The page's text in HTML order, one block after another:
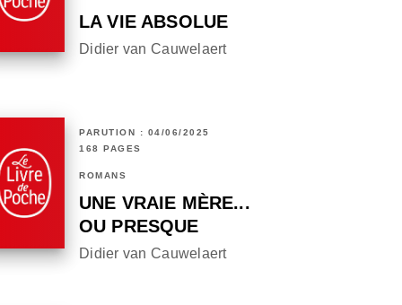
LA VIE ABSOLUE
Didier van Cauwelaert
PARUTION : 04/06/2025
168 PAGES
ROMANS
UNE VRAIE MÈRE...
OU PRESQUE
Didier van Cauwelaert